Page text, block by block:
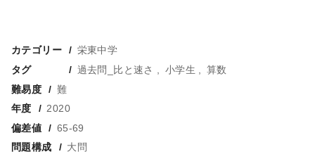
カテゴリー
栄東中学
タグ
過去問_比と速さ 小学生
算数
難易度
難
年度
2020
偏差値
65-69
問題構成
大問